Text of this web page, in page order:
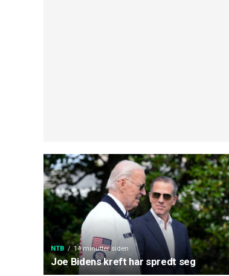
NTB 14 minutter siden
Joe Bidens kreft har spredt seg